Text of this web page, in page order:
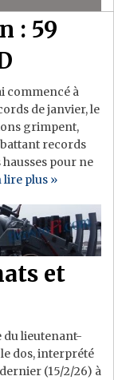
: 59
commencé à
de janvier, le
grimpent,
records
hausses pour ne
lire plus »
et
du lieutenant-
dos, interprété
(15/2/26) à